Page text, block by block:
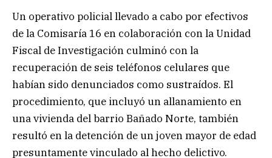
Un operativo policial llevado a cabo por efectivos
de la Comisaría 16 en colaboración con la Unidad
Fiscal de Investigación culminó con la
recuperación de seis teléfonos celulares que
habían sido denunciados como sustraídos. El
procedimiento, que incluyó un allanamiento en
una vivienda del barrio Bañado Norte, también
resultó en la detención de un joven mayor de edad
presuntamente vinculado al hecho delictivo.